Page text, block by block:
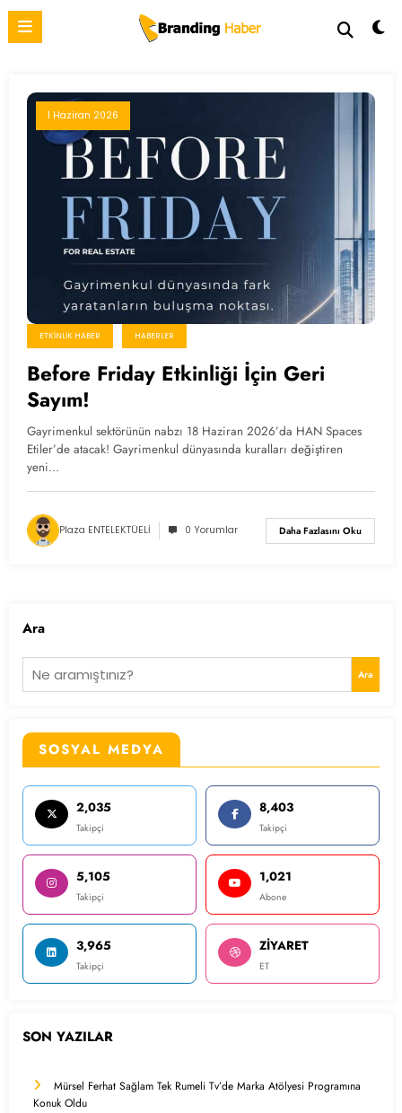
İçeriğe
1 Haziran 2026
ETKINLIK HABER HABERLER
Before Friday Etkinliği İçin Geri
Sayım!
Gayrimenkul sektörünün nabzı 18 Haziran 2026’da HAN Spaces
Etiler’de atacak! Gayrimenkul dünyasında kuralları değiştiren
yeni…
Plaza ENTELEKTÜELİ 0 Yorumlar Daha Fazlasını Oku
Ara
Ara
SOSYAL MEDYA
2,035
Takipçi
8,403
Takipçi
5,105
Takipçi
1,021
Abone
3,965
Takipçi
ZİYARET
ET
SON YAZILAR
Mürsel Ferhat Sağlam Tek Rumeli Tv’de Marka Atölyesi Programına
Konuk Oldu